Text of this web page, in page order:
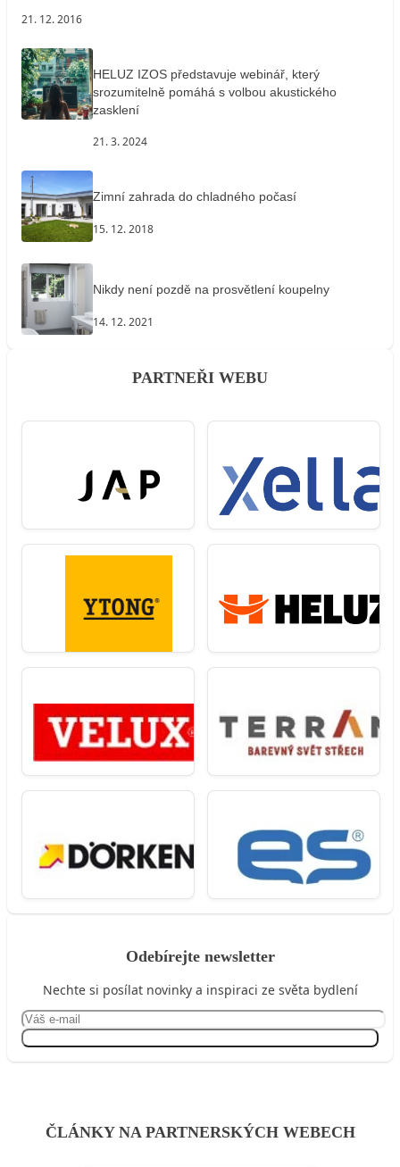
21. 12. 2016
HELUZ IZOS představuje webinář, který
srozumitelně pomáhá s volbou akustického
zasklení
21. 3. 2024
Zimní zahrada do chladného počasí
15. 12. 2018
Nikdy není pozdě na prosvětlení koupelny
14. 12. 2021
PARTNEŘI WEBU
Odebírejte newsletter
Nechte si posílat novinky a inspiraci ze světa bydlení
ČLÁNKY NA PARTNERSKÝCH WEBECH